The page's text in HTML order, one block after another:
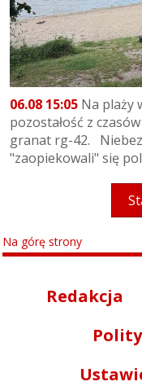
06.08 15:05 Na plaży
pozostałość z
granat rg-42.
"zaopiekowali" się
Na górę strony
Redakcja